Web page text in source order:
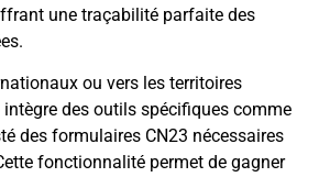
une traçabilité parfaite des
ou vers les territoires
intègre des outils spécifiques comme
des formulaires CN23 nécessaires
fonctionnalité permet de gagner